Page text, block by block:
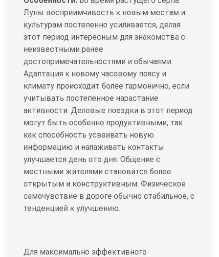
Луны восприимчивость к новым местам и
культурам постепенно усиливается, делая
этот период интересным для знакомства с
неизвестными ранее
достопримечательностями и обычаями.
Адаптация к новому часовому поясу и
климату происходит более гармонично, если
учитывать постепенное нарастание
активности. Деловые поездки в этот период
могут быть особенно продуктивными, так
как способность усваивать новую
информацию и налаживать контакты
улучшается день ото дня. Общение с
местными жителями становится более
открытым и конструктивным. Физическое
самочувствие в дороге обычно стабильное, с
тенденцией к улучшению.
Для максимально эффективного